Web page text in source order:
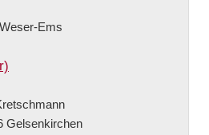
Ems
Gelsenkirchen